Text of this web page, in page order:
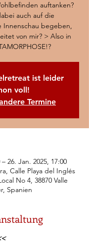
auftanken?
auch auf die
Innenschau begeben,
von mir? > Also in
ist leider
voll!
Termine
26. Jan. 2025, 17:00
Calle Playa del Inglés
No 4, 38870 Valle
Spanien